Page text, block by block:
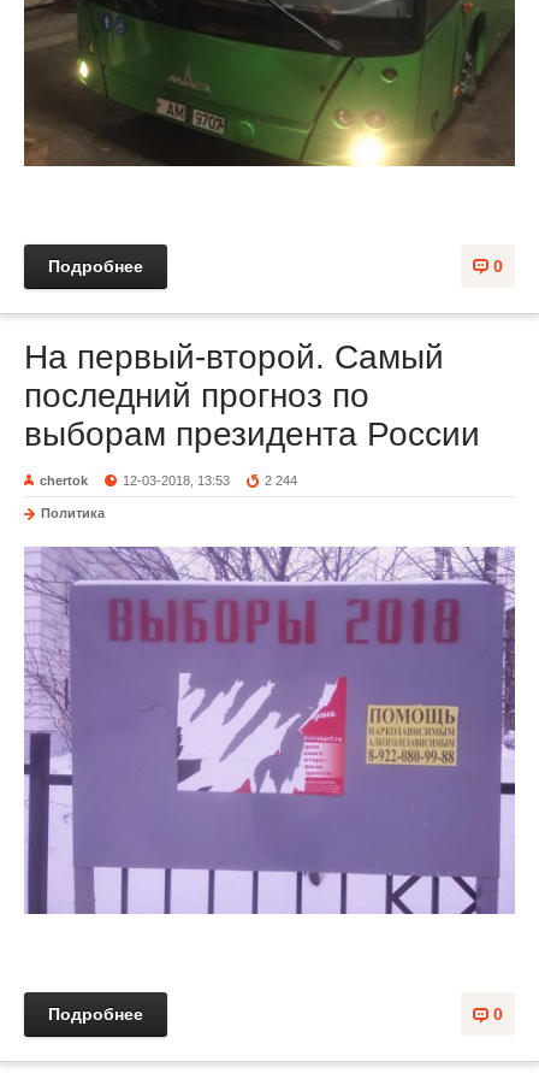
0
Подробнее
На первый-второй. Самый
последний прогноз по
выборам президента России
chertok 12-03-2018, 13:53 2 244
Политика
0
Подробнее